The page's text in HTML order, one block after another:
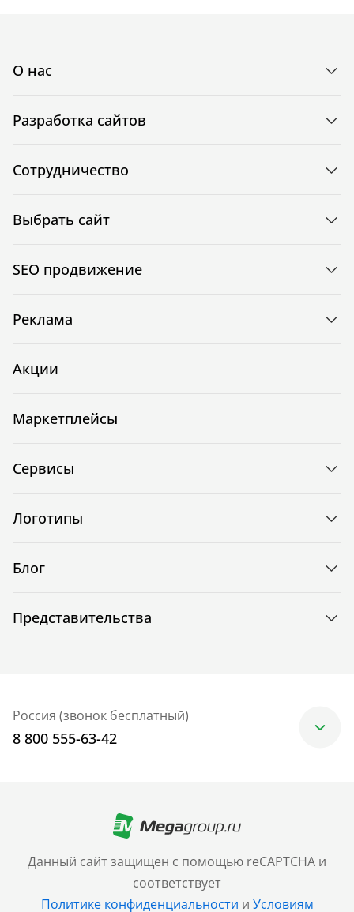
Данный сайт защищен с помощью reCAPTCHA и
соответствует
Политике конфиденциальности и Условиям
О нас
Разработка сайтов
Сотрудничество
Выбрать сайт
SEO продвижение
Реклама
Акции
Маркетплейсы
Сервисы
Логотипы
Блог
Представительства
Россия (звонок бесплатный)
8 800 555-63-42
+7 (499) 705-30-10
Санкт-Петербург
+7 (812) 600-77-33